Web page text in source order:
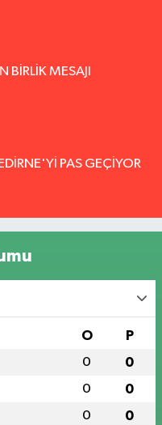
BİRLİK MESAJI
PAS GEÇİYOR
O P
0 0
0 0
0 0